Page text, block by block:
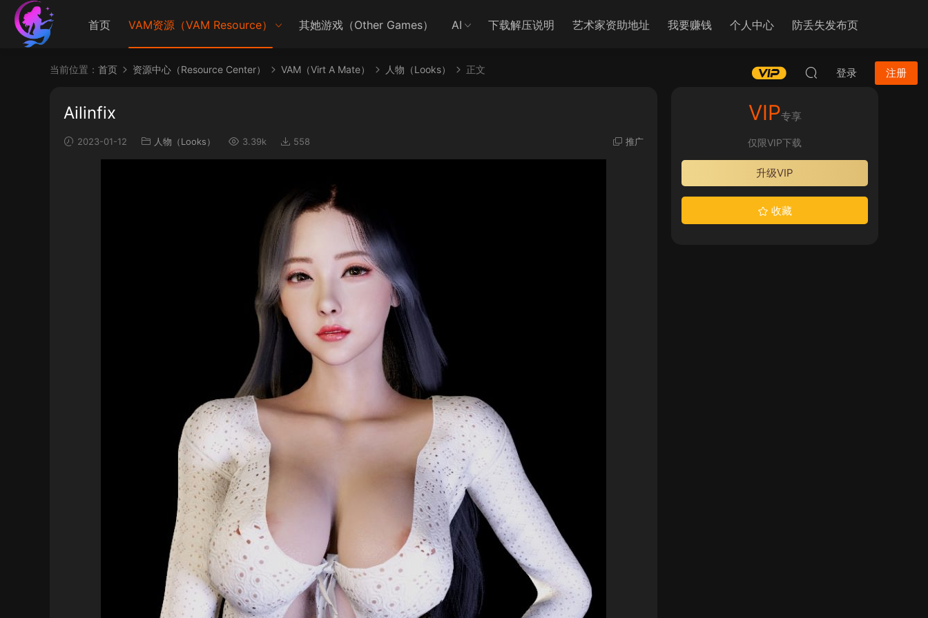
首页 VAM资源（VAM Resource） 其她游戏（Other Games） AI 下载解压说明 艺术家资助地址 我要赚钱 个人中心 防丢失发布页
登录 注册
当前位置： 首页 资源中心（Resource Center） VAM（Virt A Mate） 人物（Looks） 正文
Ailinfix
2023-01-12 人物（Looks） 3.39k 558 推广
VIP专享
仅限VIP下载
升级VIP
收藏